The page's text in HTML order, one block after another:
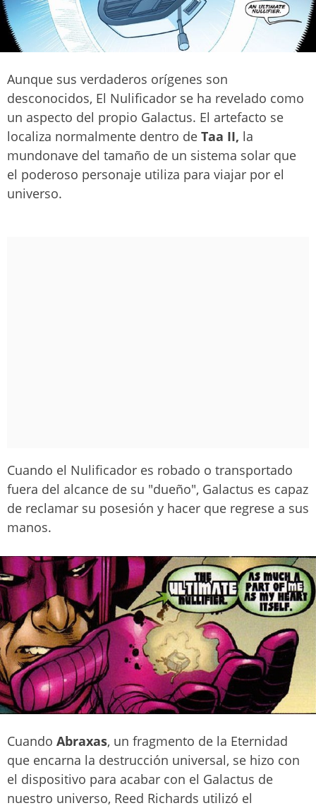
Aunque sus verdaderos orígenes son
desconocidos, El Nulificador se ha revelado como
un aspecto del propio Galactus. El artefacto se
localiza normalmente dentro de Taa II, la
mundonave del tamaño de un sistema solar que
el poderoso personaje utiliza para viajar por el
universo.
Cuando el Nulificador es robado o transportado
fuera del alcance de su "dueño", Galactus es capaz
de reclamar su posesión y hacer que regrese a sus
manos.
Cuando Abraxas, un fragmento de la Eternidad
que encarna la destrucción universal, se hizo con
el dispositivo para acabar con el Galactus de
nuestro universo, Reed Richards utilizó el